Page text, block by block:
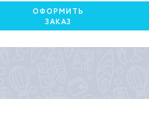
ОФОРМИТЬ
ЗАКАЗ